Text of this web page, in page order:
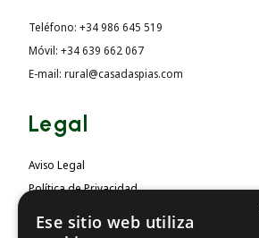
Teléfono: +34 986 645 519
Móvil: +34 639 662 067
E-mail: rural@casadaspias.com
Legal
Aviso Legal
Política de Privacidad
Accesibilidad
Ese sitio web utiliza